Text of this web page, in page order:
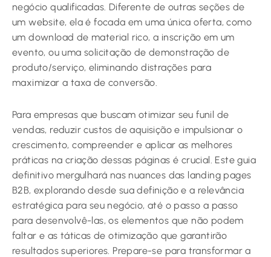
negócio qualificadas. Diferente de outras seções de
um website, ela é focada em uma única oferta, como
um download de material rico, a inscrição em um
evento, ou uma solicitação de demonstração de
produto/serviço, eliminando distrações para
maximizar a taxa de conversão.
Para empresas que buscam otimizar seu funil de
vendas, reduzir custos de aquisição e impulsionar o
crescimento, compreender e aplicar as melhores
práticas na criação dessas páginas é crucial. Este guia
definitivo mergulhará nas nuances das landing pages
B2B, explorando desde sua definição e a relevância
estratégica para seu negócio, até o passo a passo
para desenvolvê-las, os elementos que não podem
faltar e as táticas de otimização que garantirão
resultados superiores. Prepare-se para transformar a